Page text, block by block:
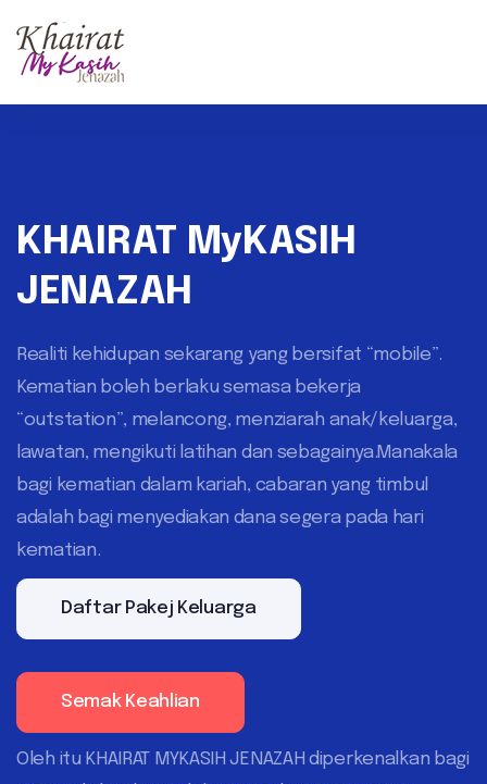
KHAIRAT MyKASIH
JENAZAH
Realiti kehidupan sekarang yang bersifat “mobile”.
Kematian boleh berlaku semasa bekerja
“outstation”, melancong, menziarah anak/keluarga,
lawatan, mengikuti latihan dan sebagainya.Manakala
bagi kematian dalam kariah, cabaran yang timbul
adalah bagi menyediakan dana segera pada hari
kematian.
Daftar Pakej Keluarga
Semak Keahlian
Oleh itu KHAIRAT MYKASIH JENAZAH diperkenalkan bagi